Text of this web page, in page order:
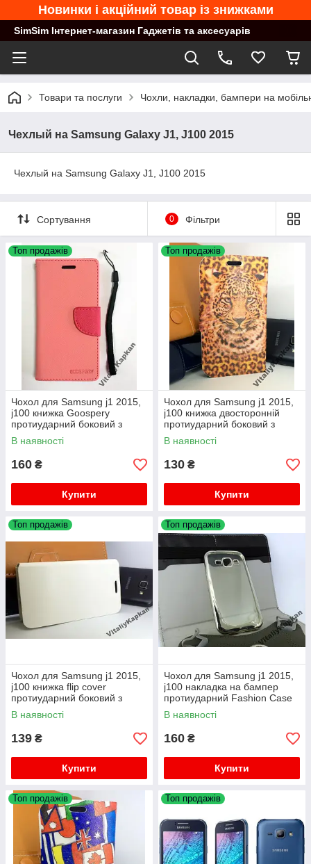
Новинки і акційний товар із знижками
SimSim Інтернет-магазин Гаджетів та аксесуарів
Товари та послуги Чохли, накладки, бампери на
Чехлый на Samsung Galaxy J1, J100 2015
Чехлый на Samsung Galaxy J1, J100 2015
Сортування 0 Фільтри
Топ продажів
Чохол для Samsung j1 2015,
j100 книжка Goospery
протиударний боковий з
підставкою
В наявності
160 ₴
Купити
Топ продажів
Чохол для Samsung j1 2015,
j100 книжка двосторонній
протиударний боковий з
підставкою
В наявності
130 ₴
Купити
Топ продажів
Чохол для Samsung j1 2015,
j100 книжка flip cover
протиударний боковий з
підставкою
В наявності
139 ₴
Купити
Топ продажів
Чохол для Samsung j1 2015,
j100 накладка на бампер
протиударний Fashion Case
В наявності
160 ₴
Купити
Топ продажів Топ продажів